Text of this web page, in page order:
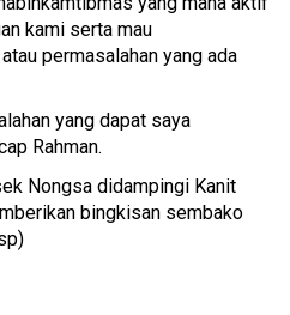
kami serta mau
permasalahan yang ada
yang dapat saya
Rahman.
Nongsa didampingi Kanit
bingkisan sembako